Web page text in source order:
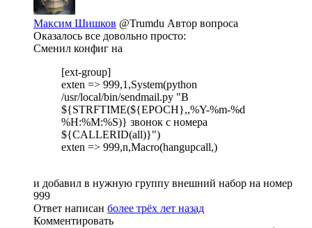
Максим Шишков @Trumdu Автор вопроса
Оказалось все довольно просто:
Сменил конфиг на
[ext-group]
exten => 999,1,System(python
/usr/local/bin/sendmail.py "В
${STRFTIME(${EPOCH},,%Y-%m-%d
%H:%M:%S)} звонок с номера
${CALLERID(all)}")
exten => 999,n,Macro(hangupcall,)
и добавил в нужную группу внешний набор на номер
999
Ответ написан более трёх лет назад
Комментировать